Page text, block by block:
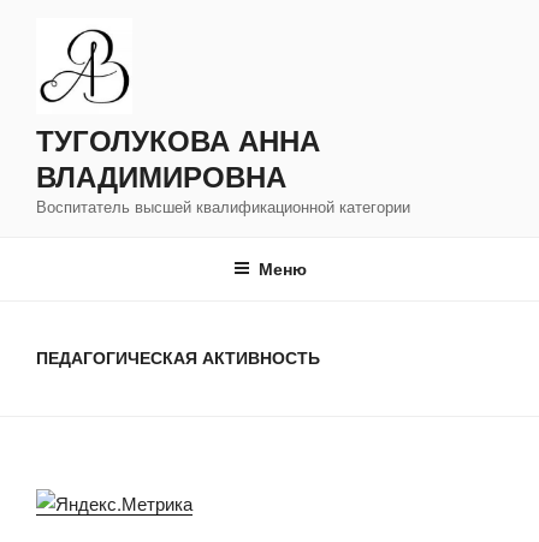
содержимому
ТУГОЛУКОВА АННА
ВЛАДИМИРОВНА
Воспитатель высшей квалификационной категории
Меню
ПЕДАГОГИЧЕСКАЯ АКТИВНОСТЬ